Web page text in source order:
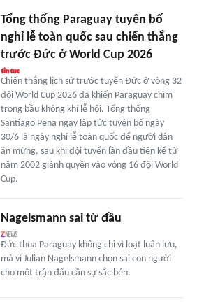
Tổng thống Paraguay tuyên bố
nghỉ lễ toàn quốc sau chiến thắng
trước Đức ở World Cup 2026
Chiến thắng lịch sử trước tuyển Đức ở vòng 32
đội World Cup 2026 đã khiến Paraguay chìm
trong bầu không khí lễ hội. Tổng thống
Santiago Pena ngay lập tức tuyên bố ngày
30/6 là ngày nghỉ lễ toàn quốc để người dân
ăn mừng, sau khi đội tuyển lần đầu tiên kể từ
năm 2002 giành quyền vào vòng 16 đội World
Cup.
Nagelsmann sai từ đầu
Đức thua Paraguay không chỉ vì loạt luân lưu,
mà vì Julian Nagelsmann chọn sai con người
cho một trận đấu cần sự sắc bén.